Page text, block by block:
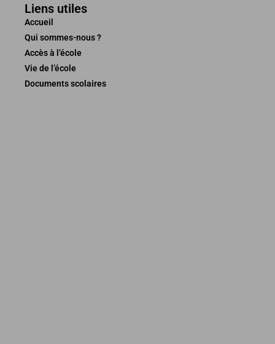
Liens utiles
Accueil
Qui sommes-nous ?
Accès à l’école
Vie de l’école
Documents scolaires